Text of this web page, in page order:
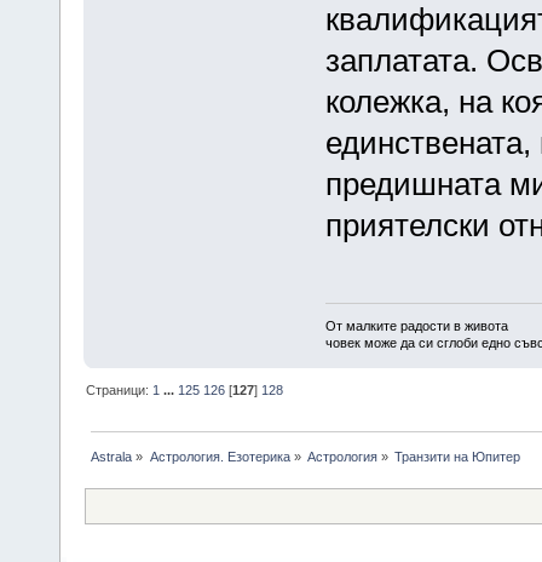
заплатата.
колежка, на
предишната
приятелски
От малките радости в живота
човек може да си сглоби едно
Страници: 1 ... 125 126 [127] 128
Astrala » Астрология. Езотерика» Астрология» Транзити на Юпитер